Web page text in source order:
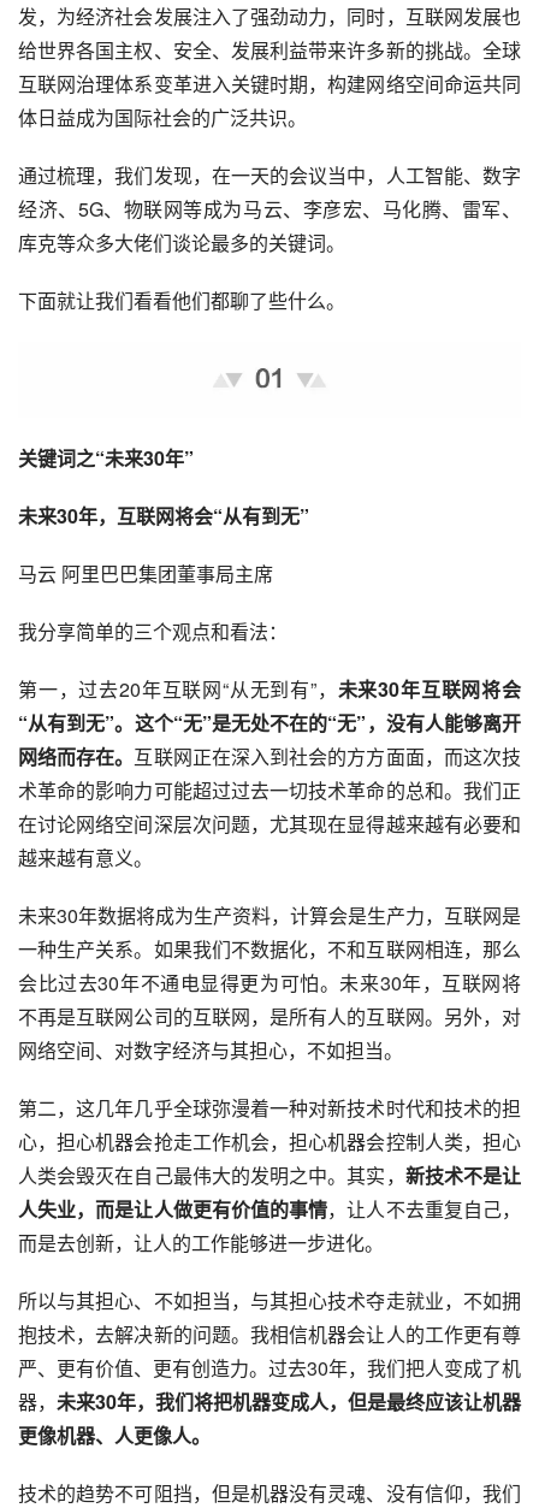
发，为经济社会发展注入了强劲动力，同时，互联网发展也
给世界各国主权、安全、发展利益带来许多新的挑战。全球
互联网治理体系变革进入关键时期，构建网络空间命运共同
体日益成为国际社会的广泛共识。
通过梳理，我们发现，在一天的会议当中， 人工智能、数字
经济、5G、物联网等成为马云、 李彦宏、 马化腾、 雷军、
库克等众多大佬们谈论最多的关键词。
下面就让我们看看他们都聊了些什么。
关键词之“未来30年”
未来30年， 互联网将会“从有到无”
马云 阿里巴巴集团董事局主席
我分享简单的三个观点和看法：
第一，过去20年互联网“从无到有”， 未来30年互联网将会
“从有到无”。这个“无”是无处不在的“无”，没有人能够离开
网络而存在。 互联网正在深入到社会的方方面面，而这次技
术革命的影响力可能超过过去一切技术革命的总和。我们正
在讨论网络空间深层次问题，尤其现在显得越来越有必要和
越来越有意义。
未来30年数据将成为生产资料，计算会是生产力，互联网是
一种生产关系。如果我们不数据化，不和互联网相连，那么
会比过去30年不通电显得更为可怕。未来30年，互联网将
不再是互联网公司的互联网，是所有人的互联网。另外，对
网络空间、对数字经济与其担心，不如担当。
第二，这几年几乎全球弥漫着一种对新技术时代和技术的担
心，担心机器会抢走工作机会，担心机器会控制人类，担心
人类会毁灭在自己最伟大的发明之中。其实， 新技术不是让
人失业，而是让人做更有价值的事情，让人不去重复自己，
而是去创新，让人的工作能够进一步进化。
所以与其担心、不如担当，与其担心技术夺走就业，不如拥
抱技术，去解决新的问题。我相信机器会让人的工作更有尊
严、更有价值、更有创造力。过去30年，我们把人变成了机
器， 未来30年，我们将把机器变成人，但是最终应该让机器
更像机器、人更像人。
技术的趋势不可阻挡，但是机器没有灵魂、没有信仰，我们